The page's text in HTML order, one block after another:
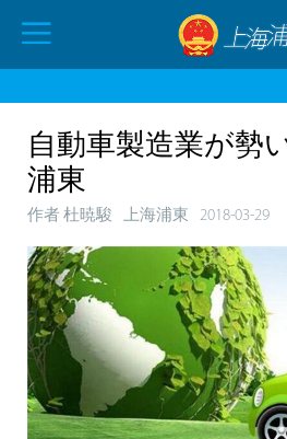
自動車製造業が勢
浦東
作者 杜暁駿 上海浦東 2018-03-29